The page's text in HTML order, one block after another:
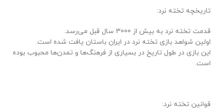
تاریخچه تخته نرد:
قدمت تخته نرد به بیش از 3000 سال قبل می‌رسد.
اولین شواهد بازی تخته نرد در ایران باستان یافت شده است.
این بازی در طول تاریخ در بسیاری از فرهنگ‌ها و تمدن‌ها محبوب بوده
است.
قوانین تخته نرد: